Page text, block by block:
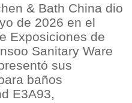
& Bath China dio
de 2026 en el
Exposiciones de
Sanitary Ware
sus
baños
E3A93,